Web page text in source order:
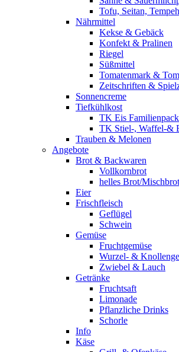
Tofu, Seitan,
Nährmittel
Kekse & Gebäck
Konfekt & Pralinen
Riegel
Süßmittel
Tomatenmark &
Zeitschriften &
Sonnencreme
Tiefkühlkost
TK Eis
TK Stiel-, Waffel-&
Trauben & Melonen
Angebote
Brot & Backwaren
Vollkornbrot
helles Brot/Mischbrot
Eier
Frischfleisch
Geflügel
Schwein
Gemüse
Fruchtgemüse
Wurzel- &
Zwiebel & Lauch
Getränke
Fruchtsaft
Limonade
Pflanzliche Drinks
Schorle
Info
Käse